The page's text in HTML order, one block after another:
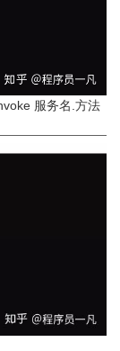
服务名.方法